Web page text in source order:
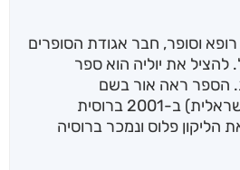
וסופר, חבר אגודת הסופרים
להציל את יוליה הוא ספר
הספר ראה אור בשם
Израильтянка (הישראלית) ב-2001 ברוסית
הליקון פלוס ונמכר ברוסיה